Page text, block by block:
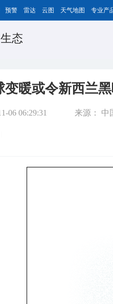
预警 雷达 云图 天气地图 专业产
生态
变暖或令新西兰
06 06:29:31 来源： 中